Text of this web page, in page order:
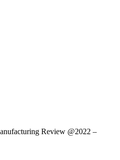
Review @2022 –